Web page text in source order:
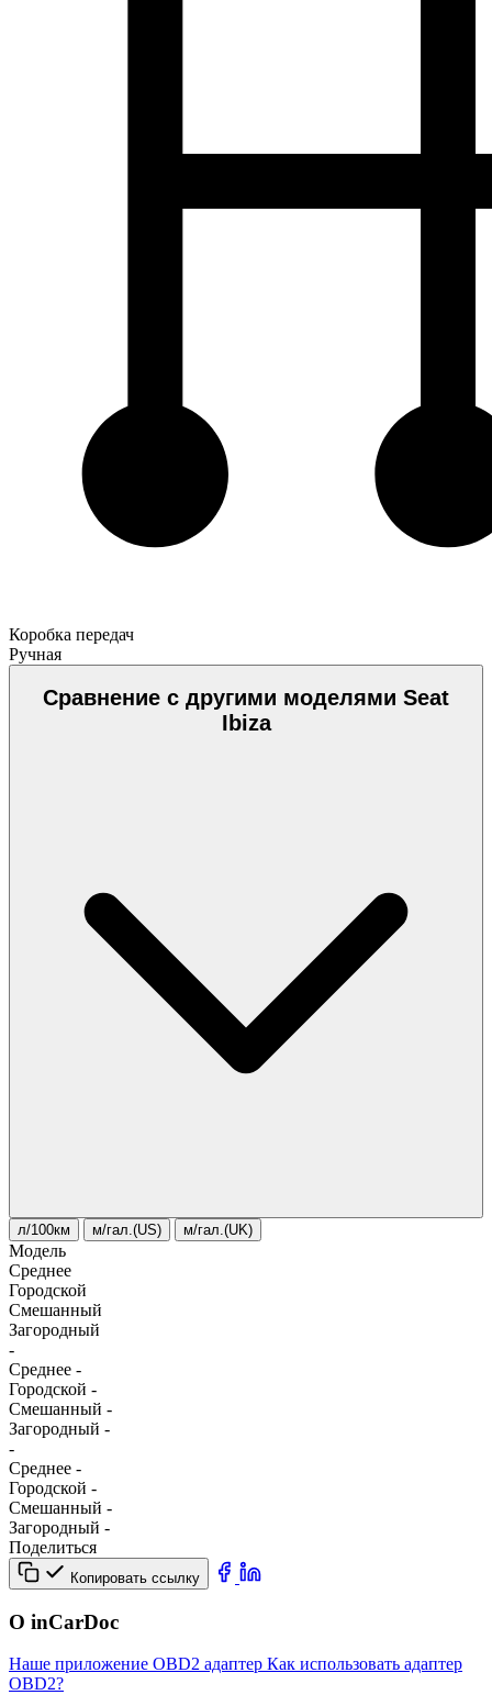
Коробка передач
Ручная
Сравнение с другими моделями Seat
Ibiza
л/100км м/гал.(US) м/гал.(UK)
Модель
Среднее
Городской
Смешанный
Загородный
-
Среднее -
Городской -
Смешанный -
Загородный -
-
Среднее -
Городской -
Смешанный -
Загородный -
Поделиться
Копировать ссылку
О inCarDoc
Наше приложение OBD2 адаптер Как использовать адаптер
OBD2?